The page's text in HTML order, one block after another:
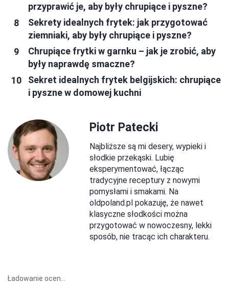
przyprawić je, aby były chrupiące i pyszne?
Sekrety idealnych frytek: jak przygotować
ziemniaki, aby były chrupiące i pyszne?
Chrupiące frytki w garnku – jak je zrobić, aby
były naprawdę smaczne?
Sekret idealnych frytek belgijskich: chrupiące
i pyszne w domowej kuchni
Piotr Patecki
Najbliższe są mi desery, wypieki i
słodkie przekąski. Lubię
eksperymentować, łącząc
tradycyjne receptury z nowymi
pomysłami i smakami. Na
oldpoland.pl pokazuję, że nawet
klasyczne słodkości można
przygotować w nowoczesny, lekki
sposób, nie tracąc ich charakteru.
Ładowanie ocen...